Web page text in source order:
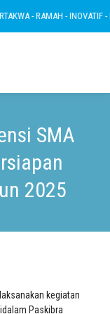
- RAMAH - INOVATIF -
SMA
2025
kegiatan
Paskibra